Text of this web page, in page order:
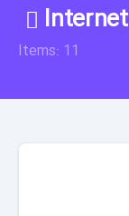
Internet
Items: 11